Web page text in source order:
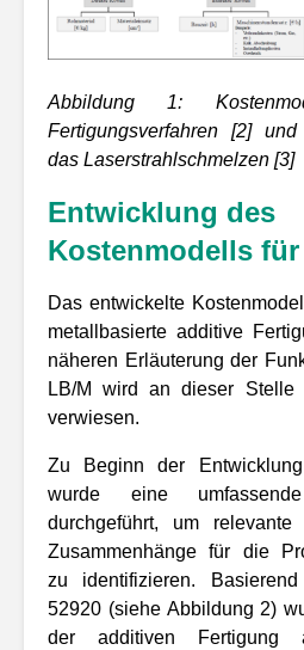
Abbildung 1:
Fertigungsverfahren [2]
das Laserstrahlschmelzen [3]
Entwicklung des
Kostenmodells für
Das entwickelte
metallbasierte additive
näheren Erläuterung der
LB/M wird an dieser Stelle
verwiesen.
Zu Beginn der
wurde eine umfassende
durchgeführt, um
Zusammenhänge für die
zu identifizieren.
52920 (siehe Abbildung 2)
der additiven Fertigung